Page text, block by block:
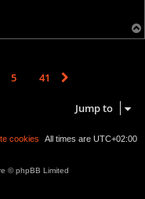
5 41
Jump to
All times are UTC+02:00
cookies
© phpBB Limited